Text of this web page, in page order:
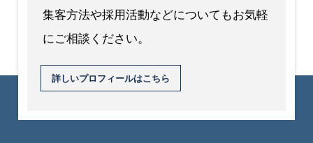
集客方法や採用活動などについてもお気軽
にご相談ください。
詳しいプロフィールはこちら